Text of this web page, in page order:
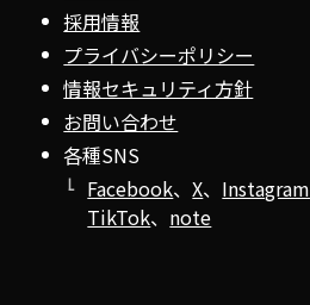
採用情報
プライバシーポリシー
情報セキュリティ方針
お問い合わせ
各種SNS
Facebook、X、 Instagram
TikTok、 note